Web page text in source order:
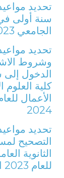
تحديد
سنة أولى
الجامعي 2023-2024
تحديد
وشروط
الدخول
كلية العلوم
2024
تحديد
التصحيح
الثانوية
للعام 2023 الدورة العادية